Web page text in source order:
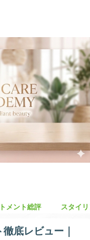
メント総評 スタイ
底レビュー｜